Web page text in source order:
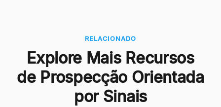
RELACIONADO
Explore Mais Recursos
de Prospecção Orientada
por Sinais